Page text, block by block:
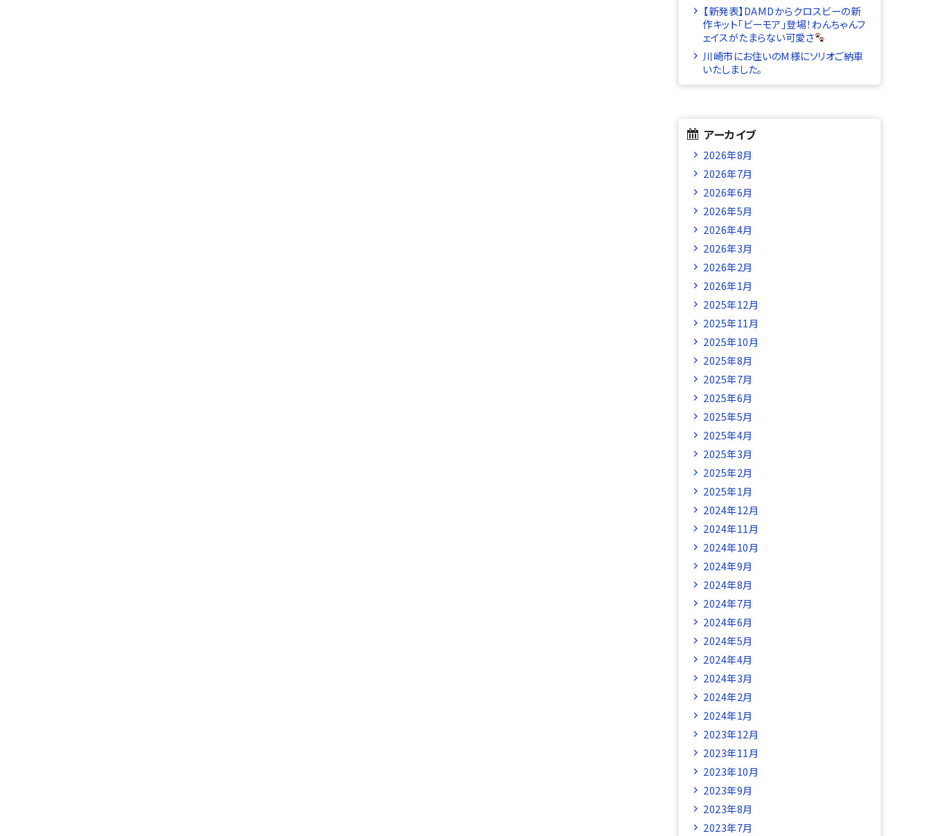
【新発表】DAMDからクロスビーの新
作キット「ビーモア」登場！わんちゃんフ
ェイスがたまらない可愛さ
川崎市にお住いのM様にソリオご納車
いたしました。
アーカイブ
2026年8月
2026年7月
2026年6月
2026年5月
2026年4月
2026年3月
2026年2月
2026年1月
2025年12月
2025年11月
2025年10月
2025年8月
2025年7月
2025年6月
2025年5月
2025年4月
2025年3月
2025年2月
2025年1月
2024年12月
2024年11月
2024年10月
2024年9月
2024年8月
2024年7月
2024年6月
2024年5月
2024年4月
2024年3月
2024年2月
2024年1月
2023年12月
2023年11月
2023年10月
2023年9月
2023年8月
2023年7月